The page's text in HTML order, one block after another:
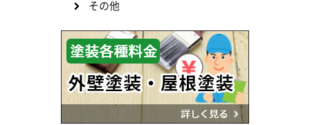
その他